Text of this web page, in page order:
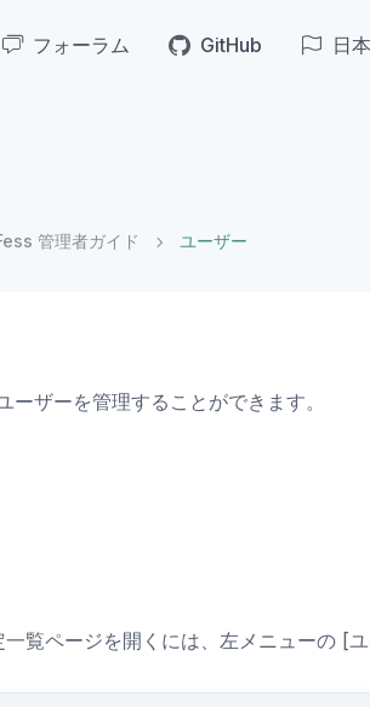
フォーラム GitHub 日
管理者ガイド ユーザー
ーザーを管理することができます。
覧ページを開くには、左メニューの [